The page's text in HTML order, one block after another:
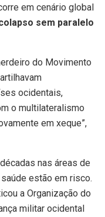
em cenário global
sem paralelo
do Movimento
ocidentais,
o multilateralismo
em xeque”,
nas áreas de
estão em risco.
a Organização do
militar ocidental